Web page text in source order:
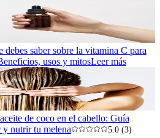
debes saber sobre la vitamina C para
usos y mitosLeer más
de coco en el cabello: Guía
y nutrir tu melena
5.0 (3)